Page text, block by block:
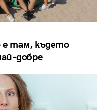
там, където
добре